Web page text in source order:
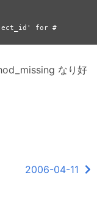
for #
なり好
2006-04-11